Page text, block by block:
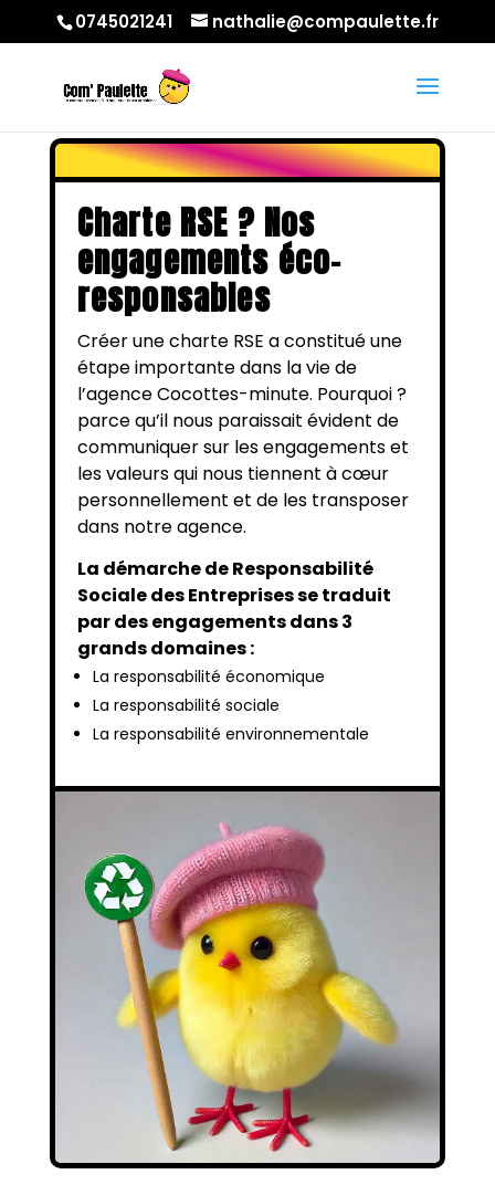
0745021241 nathalie@compaulette.fr
Charte RSE ? Nos
engagements éco-
responsables
Créer une charte RSE a constitué une
étape importante dans la vie de
l’agence Cocottes-minute. Pourquoi ?
parce qu’il nous paraissait évident de
communiquer sur les engagements et
les valeurs qui nous tiennent à cœur
personnellement et de les transposer
dans notre agence.
La démarche de Responsabilité
Sociale des Entreprises se traduit
par des engagements dans 3
grands domaines :
La responsabilité économique
La responsabilité sociale
La responsabilité environnementale